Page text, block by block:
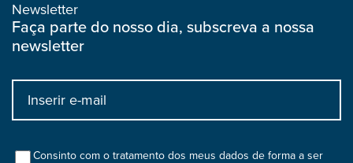
Newsletter
Faça parte do nosso dia, subscreva a nossa
newsletter
Input
bootstrap
colConsinto com o tratamento dos meus dados de forma a ser